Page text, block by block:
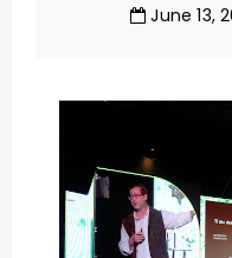
June 13,